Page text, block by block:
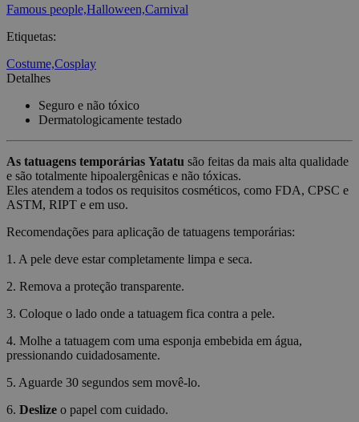
Famous people,Halloween,Carnival
Etiquetas:
Costume,Cosplay
Detalhes
Seguro e não tóxico
Dermatologicamente testado
As tatuagens temporárias Yatatu são feitas da mais alta qualidade
e são totalmente hipoalergênicas e não tóxicas.
Eles atendem a todos os requisitos cosméticos, como FDA, CPSC e
ASTM, RIPT e em uso.
Recomendações para aplicação de tatuagens temporárias:
1. A pele deve estar completamente limpa e seca.
2. Remova a proteção transparente.
3. Coloque o lado onde a tatuagem fica contra a pele.
4. Molhe a tatuagem com uma esponja embebida em água,
pressionando cuidadosamente.
5. Aguarde 30 segundos sem movê-lo.
6. Deslize o papel com cuidado.